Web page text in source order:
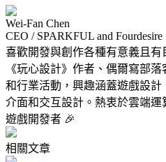
Wei-Fan Chen
CEO / SPARKFUL and Fourdesire
喜歡開發與創作各種有意義且有
《玩心設計》作者、偶爾寫部
和行業活動，興趣涵蓋遊戲設
介面和交互設計。熱衷於雲端
遊戲開發者 🎉
相關文章